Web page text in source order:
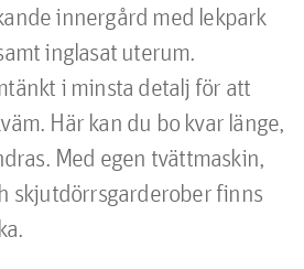
innergård med lekpark
inglasat uterum.
i minsta detalj för att
Här kan du bo kvar länge,
Med egen tvättmaskin,
skjutdörrsgarderober finns